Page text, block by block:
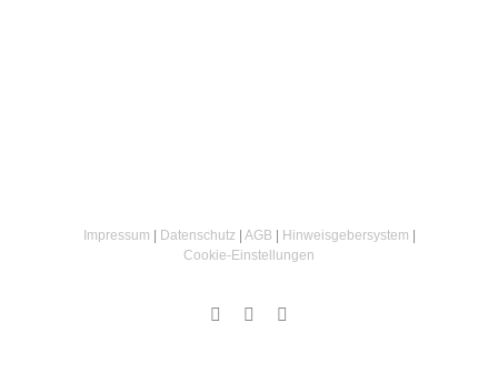
Impressum Datenschutz AGB Hinweisgebersystem
Cookie‑Einstellungen
InstagramFacebook